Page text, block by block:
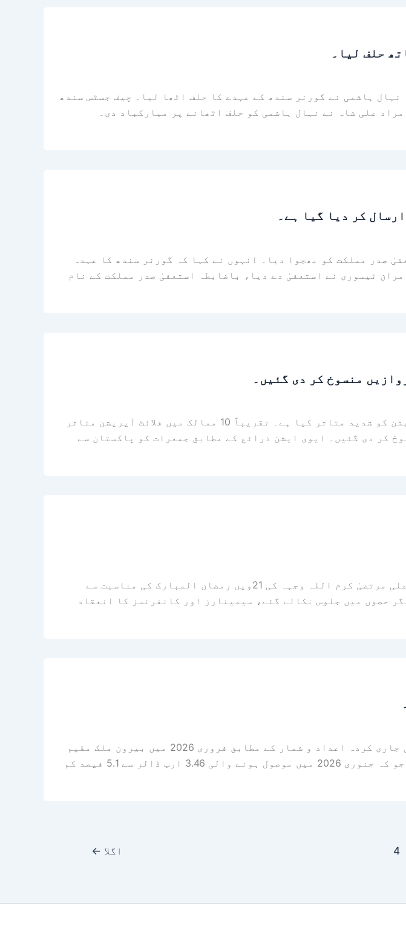
حلف لیا۔
ہاشمی نے گورنر سندھ کے عہدے کا حلف اٹھا لیا۔ چیف جسٹس سندھ
علی شاہ نے نہال ہاشمی کو حلف اٹھانے پر مبارکباد دی۔
کر دیا گیا ہے۔
صدر مملکت کو بھجوا دیا۔ انہوں نے کہا کہ گورنر سندھ کا عہدہ
ٹیسوری نے استعفیٰ دے دیا، باضابطہ استعفیٰ صدر مملکت کے نام
منسوخ کر دی گئیں۔
کراچی (نامہ نگار) مشرق وسطیٰ میں جاری کشیدگی نے خطے میں فضائی آپریشن کو شدید متاثر کیا ہے۔ تقریباً 10 ممالک میں فلائٹ آپریشن متاثر
کر دی گئیں۔ ایوی ایشن ذرائع کے مطابق جمعرات کو پاکستان سے
لاہور+ کراچی (نامہ نگار+ این این آئی) شیر خدا امیر المومنین حضرت علی مرتضیٰ کرم اللہ وجہہ کی 21ویں رمضان المبارک کی مناسبت سے
حصوں میں جلوس نکالے گئے، سیمینارز اور کانفرنسز کا انعقاد
کراچی (کمرشل رپورٹر) سینٹرل بینک آف پاکستان کی جانب سے حال ہی میں جاری کردہ اعداد و شمار کے مطابق فروری 2026 میں بیرون ملک مقیم
پاکستانیوں کی جانب سے 3.29 بلین ڈالر کی ترسیلات زر ریکارڈ کی گئیں جو کہ جنوری 2026 میں موصول ہونے والی 3.46 ارب ڈالر سے 5.1 فیصد کم
4 اگلا ←